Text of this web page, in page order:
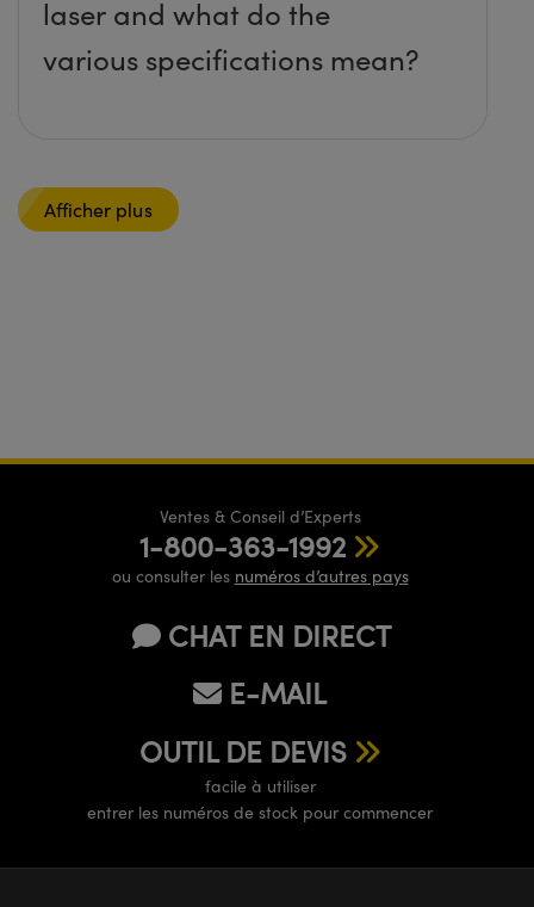
laser and what do the
various specifications mean?
Afficher plus
Ventes & Conseil d’Experts
1-800-363-1992
ou consulter les numéros d’autres pays
CHAT EN DIRECT
E-MAIL
OUTIL DE DEVIS
facile à utiliser
entrer les numéros de stock pour commencer